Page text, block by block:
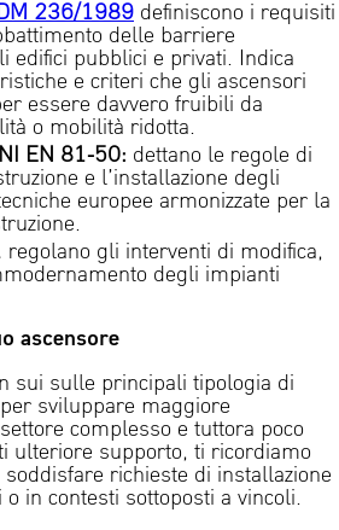
236/1989 definiscono i requisiti
delle barriere
edifici pubblici e privati. Indica
e criteri che gli ascensori
essere davvero fruibili da
o mobilità ridotta.
EN 81-50: dettano le regole di
e l’installazione degli
europee armonizzate per la
regolano gli interventi di modifica,
degli impianti
ascensore
sui sulle principali tipologia di
sviluppare maggiore
complesso e tuttora poco
ulteriore supporto, ti ricordiamo
richieste di installazione
in contesti sottoposti a vincoli.